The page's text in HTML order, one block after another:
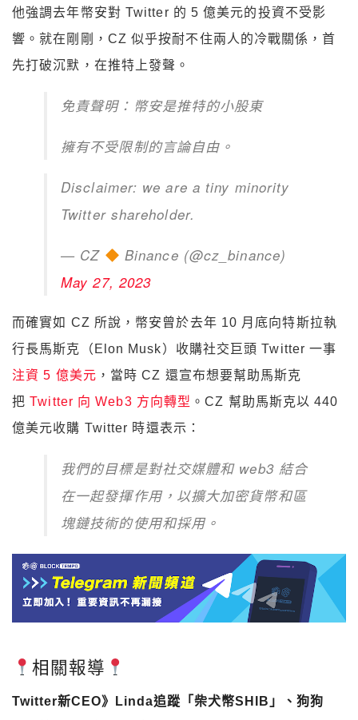
他強調去年幣安對 Twitter 的 5 億美元的投資不受影
響。就在剛剛，CZ 似乎按耐不住兩人的冷戰關係，首
先打破沉默，在推特上發聲。
免責聲明：幣安是推特的小股東
擁有不受限制的言論自由。
Disclaimer: we are a tiny minority
Twitter shareholder.
— CZ
Binance (@cz_binance)
May 27, 2023
而確實如 CZ 所說，幣安曾於去年 10 月底向特斯拉執
行長馬斯克（Elon Musk）收購社交巨頭 Twitter 一事
注資 5 億美元 ，當時 CZ 還宣布想要幫助馬斯克
把 Twitter 向 Web3 方向轉型 。CZ 幫助馬斯克以 440
億美元收購 Twitter 時還表示：
我們的目標是對社交媒體和 web3 結合
在一起發揮作用，以擴大加密貨幣和區
塊鏈技術的使用和採用。
相關報導
Twitter新CEO》Linda追蹤「柴犬幣SHIB」、狗狗